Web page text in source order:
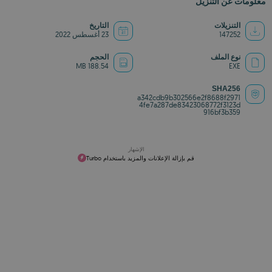
التنزيلات
147252
التاريخ
23 أغسطس 2022
نوع الملف
EXE
الحجم
188.54 MB
SHA256
a342cdb9b302566e2f8688f2971
4fe7a287de83423068772f3123d
916bf3b359
الإشهار
قم بإزالة الإعلانات والمزيد باستخدام Turbo